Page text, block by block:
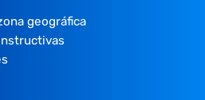
geográfica